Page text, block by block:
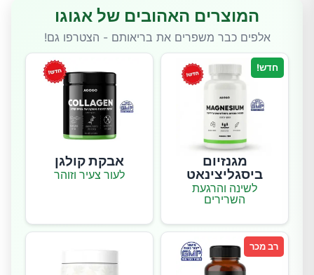
המוצרים האהובים של אגוגו
אלפים כבר משפרים את בריאותם - הצטרפו גם!
חדש!
מגנזיום
ביסגליצינאט
לשינה והרגעת
השרירים
אבקת קולגן
לעור צעיר וזוהר
רב מכר